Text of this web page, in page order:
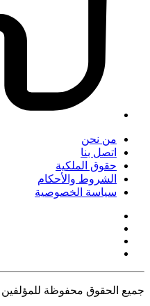
من نحن
اتصل بنا
حقوق الملكية
الشروط والأحكام
سياسة الخصوصية
جميع الحقوق محفوظة للمؤلفين